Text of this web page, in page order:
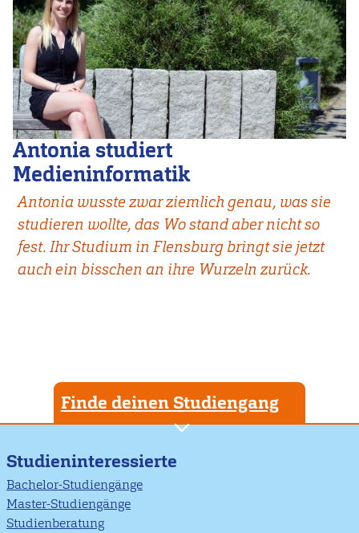
Antonia studiert
Medieninformatik
Antonia wusste zwar ziemlich genau, was sie
studieren wollte, das Wo stand aber nicht so
fest. Ihr Studium in Flensburg bringt sie jetzt
auch ein bisschen an ihre Wurzeln zurück.
Finde deinen Studiengang
Studieninteressierte
Bachelor-Studiengänge
Master-Studiengänge
Studienberatung